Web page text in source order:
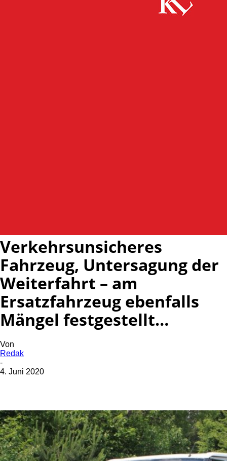
Verkehrsunsicheres
Fahrzeug, Untersagung der
Weiterfahrt – am
Ersatzfahrzeug ebenfalls
Mängel festgestellt…
Von
Redak
-
4. Juni 2020